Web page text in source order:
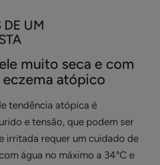
DE UM
muito seca e com
atópico
tendência atópica é
e tensão, que podem ser
irritada requer um cuidado de
água no máximo a 34°C e